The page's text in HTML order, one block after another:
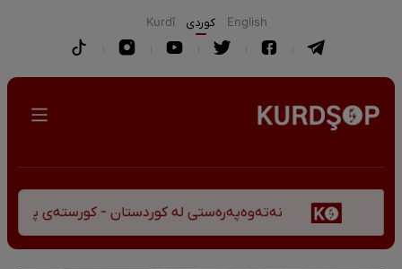
English كوردی Kurdî
نەتەوەپەرەستی لە کوردستان - کورستەی پێشڤەچوونی